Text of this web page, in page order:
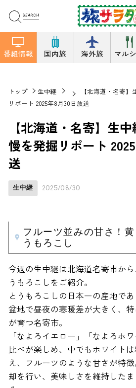
番組情報 国内旅 海外旅 マル
トップ 生中継
【北海道・名寄
リポート 2025年8月30日放送
【北海道・名寄】生
慢を発掘リポート
送
生中継 2025/08/30
フルーツ並みの甘さ！
うもろこし
今週の生中継は北海道名寄市か
うもろこしをご紹介。
とうもろこしの日本一の産地であ
盆地で昼夜の寒暖差が大きく、
が育つ名寄市。
「なよろイエロー」「なよろホ
比べが楽しめ、中でもホワイト
え、フルーツのような甘さが特
却を行い、美味しさを維持した